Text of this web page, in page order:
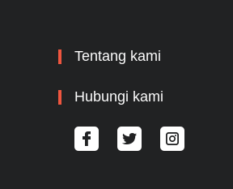
Tentang kami
Hubungi kami